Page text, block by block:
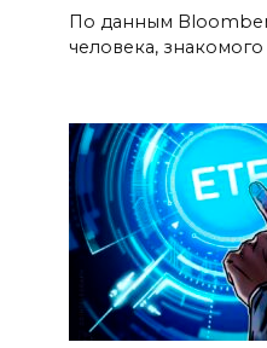
По данным
человека, знакомого